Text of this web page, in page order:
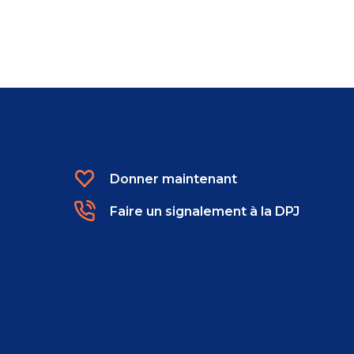
Donner maintenant
Faire un signalement à la DPJ